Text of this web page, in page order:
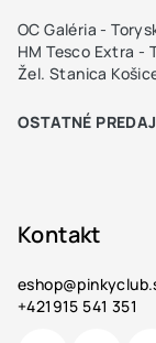
OC Galéria -
HM Tesco Extra -
Žel. Stanica
OSTATNÉ
Kontakt
eshop@
+421915 541 351